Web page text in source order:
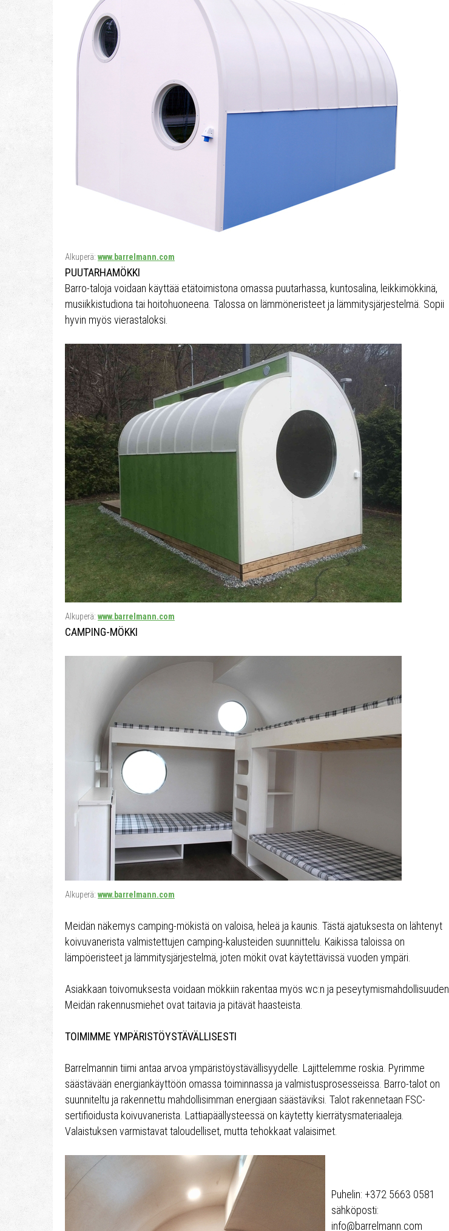
Alkuperä: www.barrelmann.com
PUUTARHAMÖKKI
Barro-taloja voidaan käyttää etätoimistona omassa puutarhassa, kuntosalina, leikkimökkinä,
musiikkistudiona tai hoitohuoneena. Talossa on lämmöneristeet ja lämmitysjärjestelmä. Sopii
hyvin myös vierastaloksi.
Alkuperä: www.barrelmann.com
CAMPING-MÖKKI
Alkuperä: www.barrelmann.com
Meidän näkemys camping-mökistä on valoisa, heleä ja kaunis. Tästä ajatuksesta on lähtenyt
koivuvanerista valmistettujen camping-kalusteiden suunnittelu. Kaikissa taloissa on
lämpöeristeet ja lämmitysjärjestelmä, joten mökit ovat käytettävissä vuoden ympäri.
Asiakkaan toivomuksesta voidaan mökkiin rakentaa myös wc:n ja peseytymismahdollisuuden.
Meidän rakennusmiehet ovat taitavia ja pitävät haasteista.
TOIMIMME YMPÄRISTÖYSTÄVÄLLISESTI
Barrelmannin tiimi antaa arvoa ympäristöystävällisyydelle. Lajittelemme roskia. Pyrimme
säästävään energiankäyttöön omassa toiminnassa ja valmistusprosesseissa. Barro-talot on
suunniteltu ja rakennettu mahdollisimman energiaan säästäviksi. Talot rakennetaan FSC-
sertifioidusta koivuvanerista. Lattiapäällysteessä on käytetty kierrätysmateriaaleja.
Valaistuksen varmistavat taloudelliset, mutta tehokkaat valaisimet.
Puhelin: +372 5663 0581
sähköposti:
info@barrelmann.com